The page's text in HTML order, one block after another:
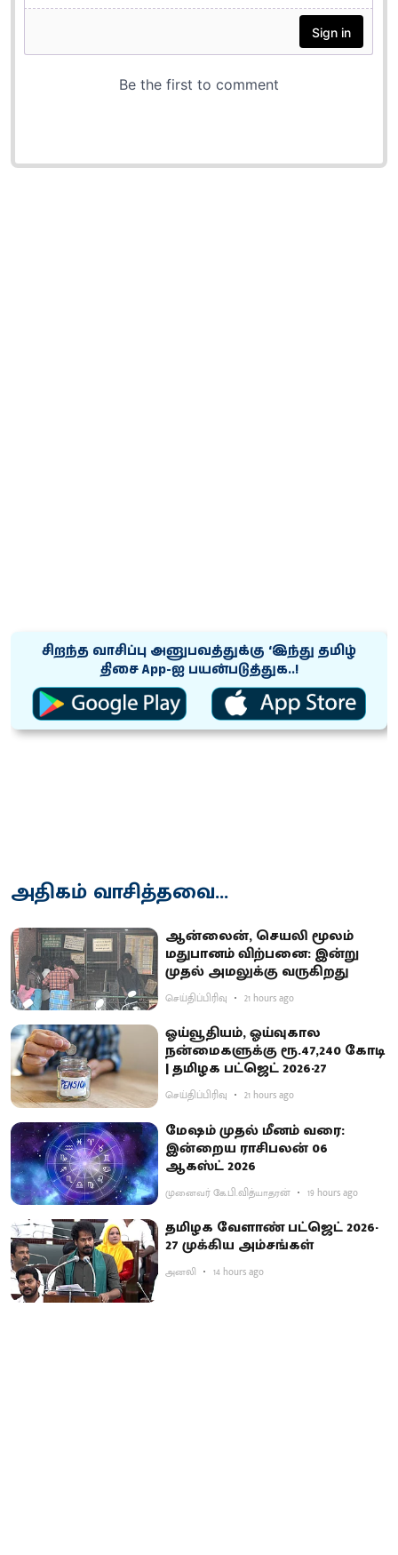
சிறந்த வாசிப்பு அனுபவத்துக்கு ‘இந்து தமிழ்
திசை App-ஐ பயன்படுத்துக..!
அதிகம் வாசித்தவை...
ஆன்லைன், செயலி மூலம்
மதுபானம் விற்பனை: இன்று
முதல் அமலுக்கு வருகிறது
செய்திப்பிரிவு 21 hours ago
ஓய்வூதியம், ஓய்வுகால
நன்மைகளுக்கு ரூ.47,240 கோடி
| தமிழக பட்ஜெட் 2026-27
செய்திப்பிரிவு 21 hours ago
மேஷம் முதல் மீனம் வரை:
இன்றைய ராசிபலன் 06
ஆகஸ்ட் 2026
முனைவர் கே.பி.வித்யாதரன் 19 hours ago
தமிழக வேளாண் பட்ஜெட் 2026-
27 முக்கிய அம்சங்கள்
அனலி 14 hours ago